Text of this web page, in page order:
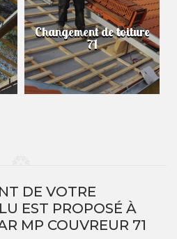
Changement de toiture
71
DE VOTRE
EST PROPOSÉ À
MP COUVREUR 71